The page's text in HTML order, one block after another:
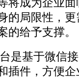
的局限性，
的给予支撑。
是基于微信
插件，方便